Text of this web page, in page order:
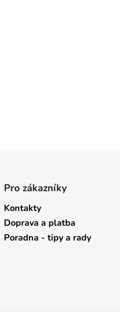
Pro zákazníky
Kontakty
Doprava a platba
Poradna - tipy a rady